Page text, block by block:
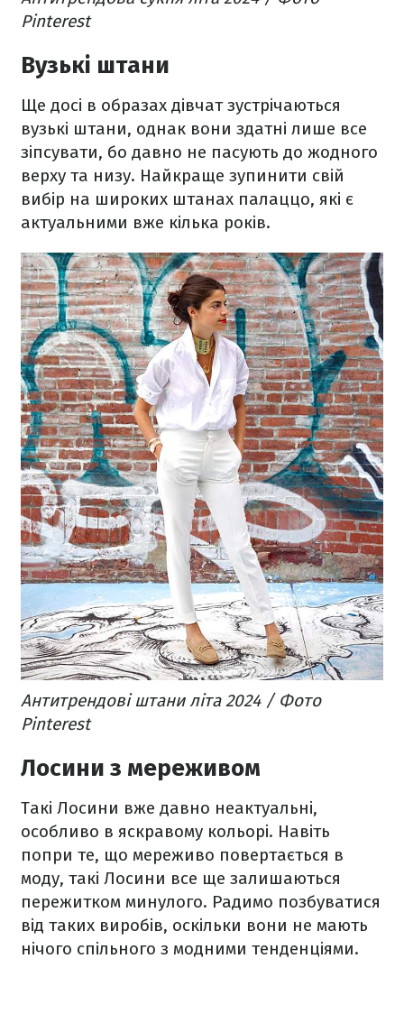
Pinterest
Вузькі штани
Ще досі в образах дівчат зустрічаються
вузькі штани, однак вони здатні лише все
зіпсувати, бо давно не пасують до жодного
верху та низу. Найкраще зупинити свій
вибір на широких штанах палаццо, які є
актуальними вже кілька років.
Антитрендові штани літа 2024 / Фото
Pinterest
Лосини з мереживом
Такі Лосини вже давно неактуальні,
особливо в яскравому кольорі. Навіть
попри те, що мереживо повертається в
моду, такі Лосини все ще залишаються
пережитком минулого. Радимо позбуватися
від таких виробів, оскільки вони не мають
нічого спільного з модними тенденціями.